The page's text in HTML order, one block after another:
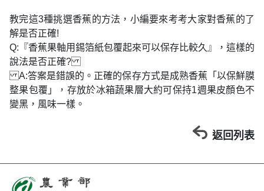
教完這3種挑選香蕉的方法，小編要來考考大家對香蕉的了
解是否正確!
Q:『香蕉果軸用錫箔紙包覆起來可以保存比較久』，這樣的
說法是否正確?
A:答案是錯誤的。正確的保存方式是成熟香蕉「以保鮮膜
整果包覆」，存放於冰箱蔬果層大約可保持1週果皮顏色不
變黑，風味一樣。
返回列表